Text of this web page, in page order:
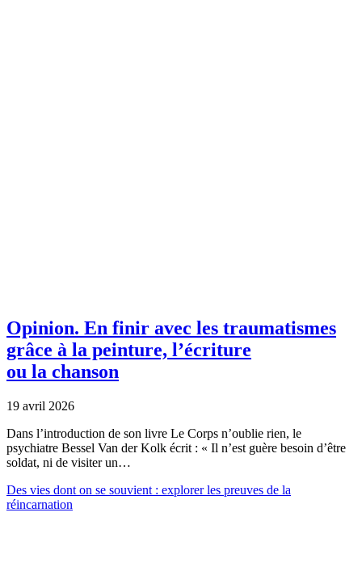
Opinion. En finir avec les traumatismes
grâce à la peinture, l’écriture
ou la chanson
19 avril 2026
Dans l’introduction de son livre Le Corps n’oublie rien, le
psychiatre Bessel Van der Kolk écrit : « Il n’est guère besoin d’être
soldat, ni de visiter un…
Des vies dont on se souvient : explorer les preuves de la
réincarnation